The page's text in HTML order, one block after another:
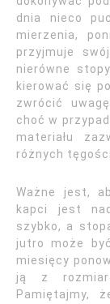
dnia nieco
mierzenia,
przyjmuje
nierówne
kierować się
zwrócić
choć w
materiału
różnych tęgości.
Ważne jest,
kapci jest
szybko, a
jutro może
miesięcy
ją z
Pamiętajmy,